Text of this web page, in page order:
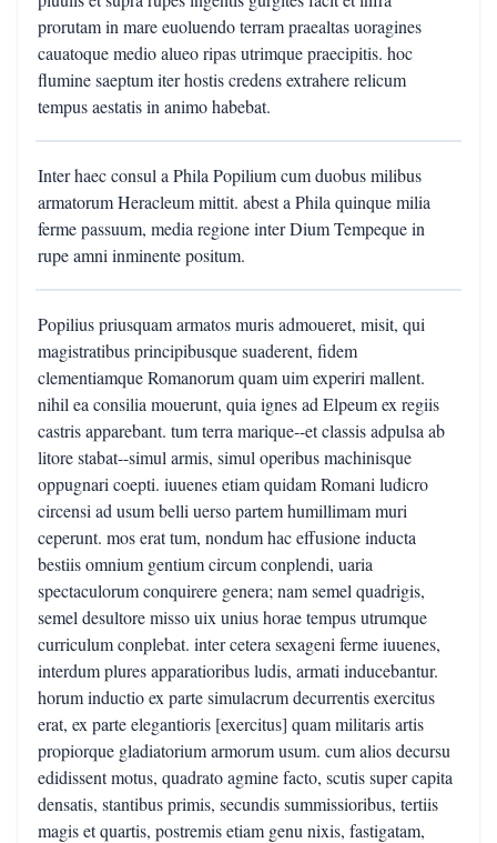
prorutam in mare euoluendo terram praealtas uoragines
cauatoque medio alueo ripas utrimque praecipitis. hoc
flumine saeptum iter hostis credens extrahere relicum
tempus aestatis in animo habebat.
Inter haec consul a Phila Popilium cum duobus milibus
armatorum Heracleum mittit. abest a Phila quinque milia
ferme passuum, media regione inter Dium Tempeque in
rupe amni inminente positum.
Popilius priusquam armatos muris admoueret, misit, qui
magistratibus principibusque suaderent, fidem
clementiamque Romanorum quam uim experiri mallent.
nihil ea consilia mouerunt, quia ignes ad Elpeum ex regiis
castris apparebant. tum terra marique--et classis adpulsa ab
litore stabat--simul armis, simul operibus machinisque
oppugnari coepti. iuuenes etiam quidam Romani ludicro
circensi ad usum belli uerso partem humillimam muri
ceperunt. mos erat tum, nondum hac effusione inducta
bestiis omnium gentium circum conplendi, uaria
spectaculorum conquirere genera; nam semel quadrigis,
semel desultore misso uix unius horae tempus utrumque
curriculum conplebat. inter cetera sexageni ferme iuuenes,
interdum plures apparatioribus ludis, armati inducebantur.
horum inductio ex parte simulacrum decurrentis exercitus
erat, ex parte elegantioris [exercitus] quam militaris artis
propiorque gladiatorium armorum usum. cum alios decursu
edidissent motus, quadrato agmine facto, scutis super capita
densatis, stantibus primis, secundis summissioribus, tertiis
magis et quartis, postremis etiam genu nixis, fastigatam,